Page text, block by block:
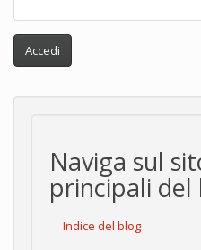
Accedi
Naviga sul
principali del
Indice del blog